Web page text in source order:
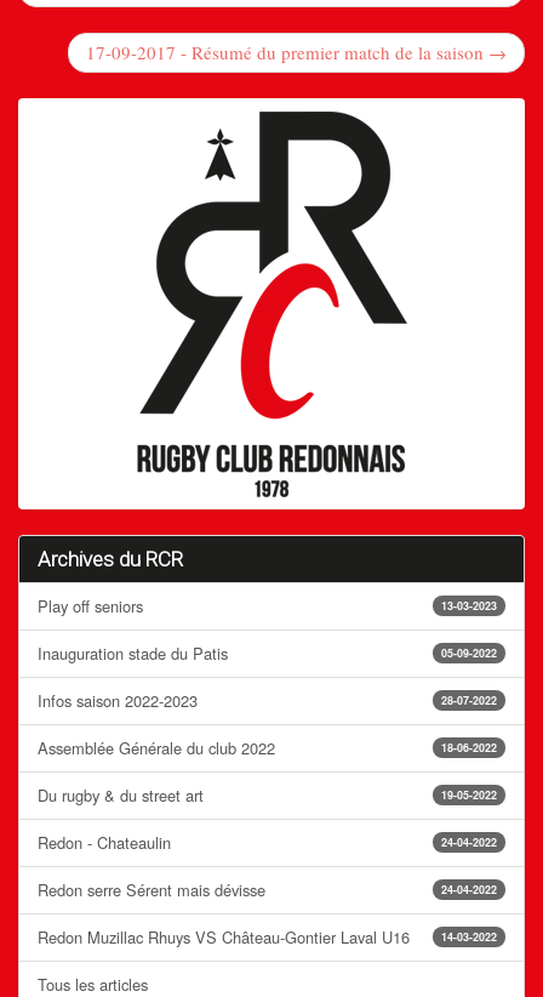
17-09-2017 - Résumé du premier match de la saison →
Archives du RCR
13-03-2023
Play off seniors
05-09-2022
Inauguration stade du Patis
28-07-2022
Infos saison 2022-2023
18-06-2022
Assemblée Générale du club 2022
19-05-2022
Du rugby & du street art
24-04-2022
Redon - Chateaulin
24-04-2022
Redon serre Sérent mais dévisse
14-03-2022
Redon Muzillac Rhuys VS Château-Gontier Laval U16
Tous les articles